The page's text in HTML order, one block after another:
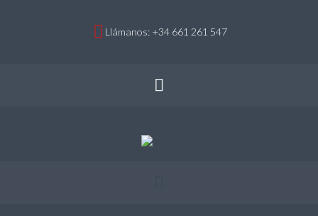
Llámanos: +34 661 261 547